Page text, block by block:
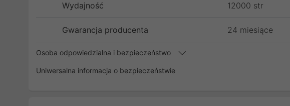
Wydajność 12000 str
Gwarancja producenta 24 miesiące
Osoba odpowiedzialna i bezpieczeństwo
Uniwersalna informacja o bezpieczeństwie